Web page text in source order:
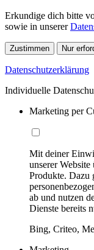
Erkundige dich bitte
sowie in unserer
Zustimmen Nur
Datenschutzerklärung
Individuelle
Marketing per
Mit deiner
unserer
Produkte. Dazu
ab und nutzen
Dienste bereits
Bing, Criteo,